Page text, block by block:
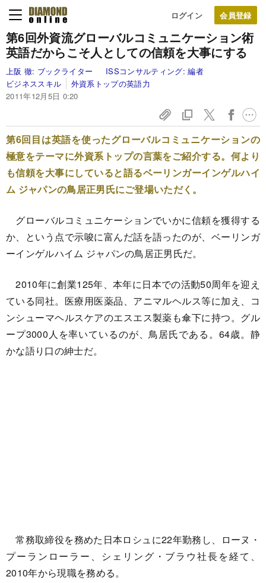
ログイン
第6回外資流グローバルコミュニケーション術
英語だからこそ人としての信頼を大事にする
上阪 徹: ブックライター ISSコンサルティング:編者
ビジネススキル
外資系トップの英語力
2011年12月5日 0:20
第6回目は英語を使ったグローバルコミュニケーションの
極意をテーマに外資系トップの言葉をご紹介する。何より
も信頼を大事にしていると語るベーリンガーインゲルハイ
ム ジャパンの鳥居正男氏にご登場いただく。
グローバルコミュニケーションでいかに信頼を獲得する
か、という点で示唆に富んだ話を語ったのが、ベーリンガ
ーインゲルハイム ジャパンの鳥居正男氏だ。
2010年に創業125年、本年に日本での活動50周年を迎え
ている同社。医療用医薬品、アニマルヘルス等に加え、コ
ンシューマヘルスケアのエスエス製薬も傘下に持つ。グル
ープ3000人を率いているのが、鳥居氏である。64歳。静
かな語り口の紳士だ。
常務取締役を務めた日本ロシュに22年勤務し、ローヌ・
プーランローラー、シェリング・ブラウ社長を経て、
2010年から現職を務める。